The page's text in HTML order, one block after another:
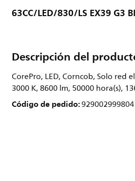
63CC/LED/830/LS EX39 G3
Descripción del
CorePro, LED, Corncob, Solo red
3000 K, 8600 lm, 50000 hora(s),
Código de pedido:929002999804